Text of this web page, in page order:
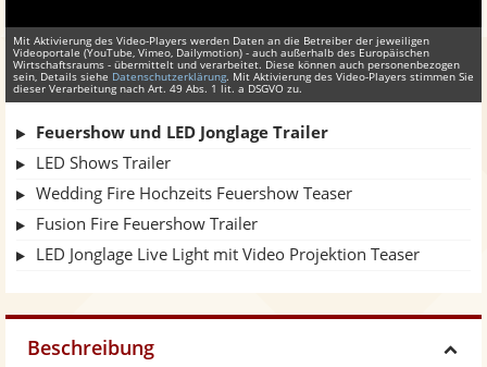
Mit Aktivierung des Video-Players werden Daten an die Betreiber der jeweiligen
Videoportale (YouTube, Vimeo, Dailymotion) - auch außerhalb des Europäischen
Wirtschaftsraums - übermittelt und verarbeitet. Diese können auch personenbezogen
sein, Details siehe Datenschutzerklärung. Mit Aktivierung des Video-Players stimmen Sie
dieser Verarbeitung nach Art. 49 Abs. 1 lit. a DSGVO zu.
Feuershow und LED Jonglage Trailer
LED Shows Trailer
Wedding Fire Hochzeits Feuershow Teaser
Fusion Fire Feuershow Trailer
LED Jonglage Live Light mit Video Projektion Teaser
Beschreibung